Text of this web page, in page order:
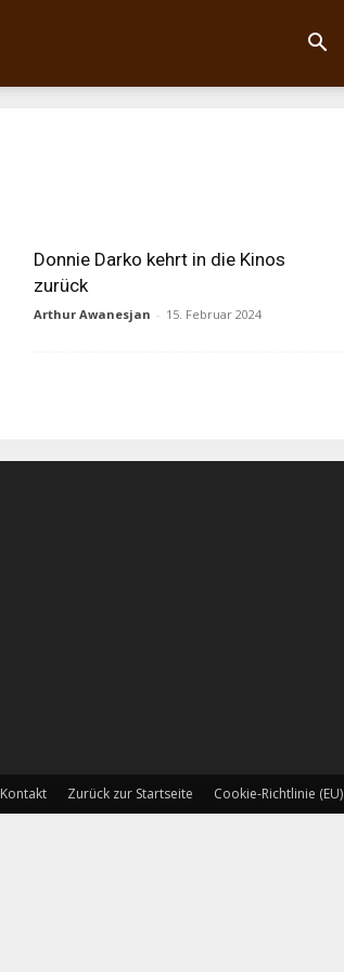
Donnie Darko kehrt in die Kinos
zurück
Arthur Awanesjan - 15. Februar 2024
Kontakt Zurück zur Startseite Cookie-Richtlinie (EU)